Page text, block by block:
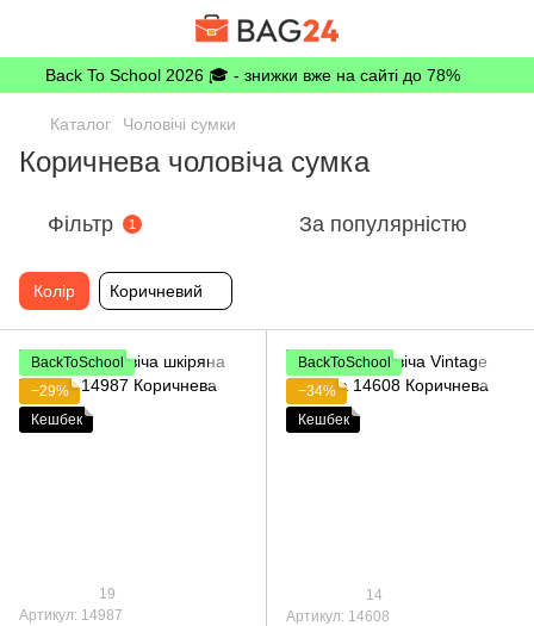
Back To School 2026 🎓 - знижки вже на сайті до 78%
Каталог Чоловічі сумки
Коричнева чоловіча сумка
Фільтр 1 За популярністю
Колір Коричневий
BackToSchool
−29%
Кешбек
19
Артикул: 14987
BackToSchool
−34%
Кешбек
14
Артикул: 14608